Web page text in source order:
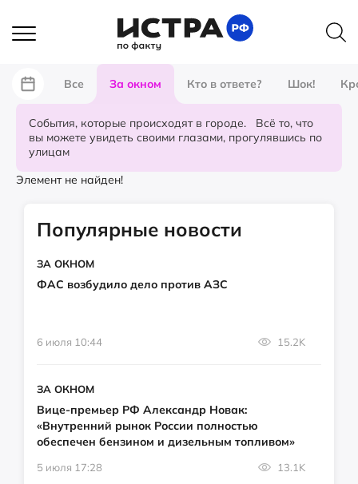
Все За окном Кто в ответе? Шок!
События, которые происходят в городе. Всё то, что
вы можете увидеть своими глазами, прогулявшись по
улицам
Элемент не найден!
Популярные новости
ЗА ОКНОМ
ФАС возбудило дело против АЗС
6 июля 10:44 15.2K
ЗА ОКНОМ
Вице-премьер РФ Александр Новак:
«Внутренний рынок России полностью
обеспечен бензином и дизельным топливом»
5 июля 17:28 13.1K